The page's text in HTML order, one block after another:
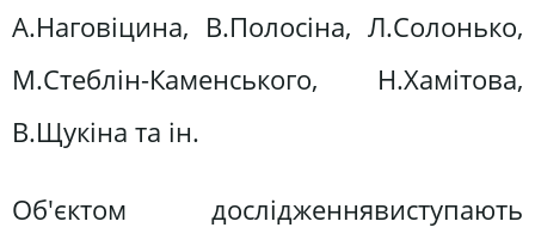
А.Наговіцина, В.Полосіна, Л.Солонько,
М.Стеблін-Каменського, Н.Хамітова,
В.Щукіна та ін.
Об'єктом дослідженнявиступають